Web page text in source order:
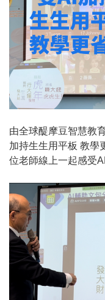
由全球醍摩豆智慧教
加持生生用平板 教學
位老師線上一起感受